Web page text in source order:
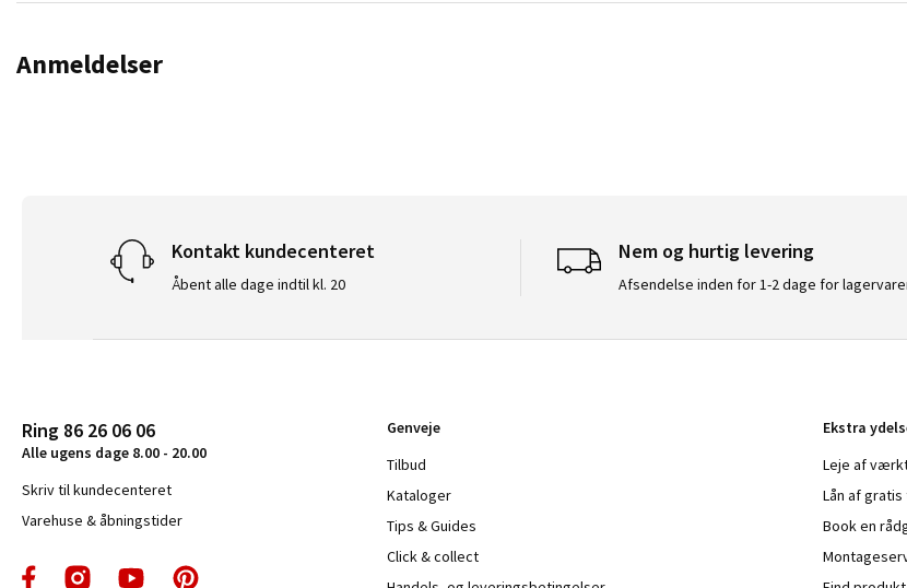
Anmeldelser
Kontakt kundecenteret
Åbent alle dage indtil kl. 20
Nem og hurtig levering
Afsendelse inden for 1-2 dage for
Ring 86 26 06 06
Alle ugens dage 8.00 - 20.00
Skriv til kundecenteret
Varehuse & åbningstider
Genveje
Tilbud
Kataloger
Tips & Guides
Click & collect
Ekstra
Leje af
Lån af gratis
Book en